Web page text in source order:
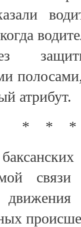
атрибут.
* * *